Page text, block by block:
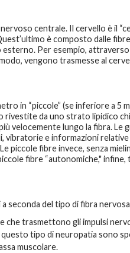
centrale. Il cervello è il
è composto dalle
Per esempio,
vengono trasmesse al
in “piccole” (se inferiore a 5
da uno strato lipidico
velocemente lungo la fibra.
e informazioni
piccole fibre invece, senza
fibre “autonomiche,"
seconda del tipo di fibra
trasmettono gli impulsi
tipo di neuropatia sono
muscolare.